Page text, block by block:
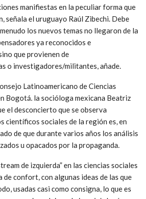
manifiestas en la peculiar forma que
señala el uruguayo Raúl Zibechi. Debe
los nuevos temas no llegaron de la
ya reconocidos e
que provienen de
o investigadores/militantes, añade.
Latinoamericano de Ciencias
Bogotá. la socióloga mexicana Beatriz
el desconcierto que se observa
científicos sociales de la región es, en
de que durante varios años los análisis
u opacados por la propaganda.
de izquierda” en las ciencias sociales
de confort, con algunas ideas de las que
usadas casi como consigna, lo que es